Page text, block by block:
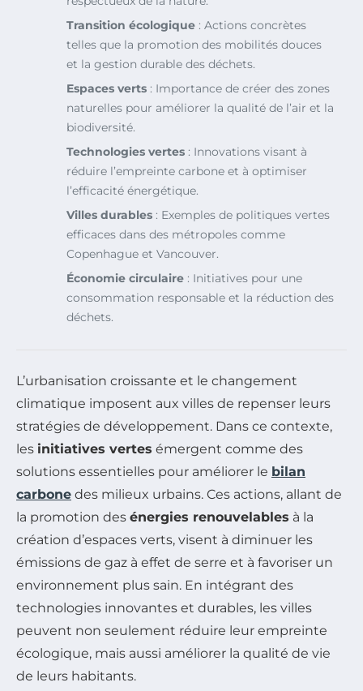
Transition écologique : Actions concrètes
telles que la promotion des mobilités douces
et la gestion durable des déchets.
Espaces verts : Importance de créer des zones
naturelles pour améliorer la qualité de l’air et la
biodiversité.
Technologies vertes : Innovations visant à
réduire l’empreinte carbone et à optimiser
l’efficacité énergétique.
Villes durables : Exemples de politiques vertes
efficaces dans des métropoles comme
Copenhague et Vancouver.
Économie circulaire : Initiatives pour une
consommation responsable et la réduction des
déchets.
L’urbanisation croissante et le changement
climatique imposent aux villes de repenser leurs
stratégies de développement. Dans ce contexte,
les initiatives vertes émergent comme des
solutions essentielles pour améliorer le bilan
carbone des milieux urbains. Ces actions, allant de
la promotion des énergies renouvelables à la
création d’espaces verts, visent à diminuer les
émissions de gaz à effet de serre et à favoriser un
environnement plus sain. En intégrant des
technologies innovantes et durables, les villes
peuvent non seulement réduire leur empreinte
écologique, mais aussi améliorer la qualité de vie
de leurs habitants.